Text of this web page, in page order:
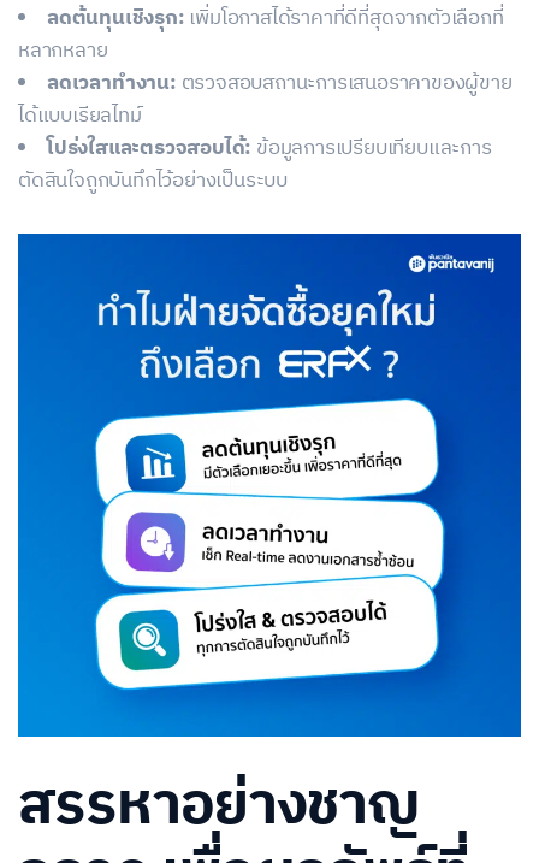
ลดต้นทุนเชิงรุก: เพิ่มโอกาสได้ราคาที่ดีที่สุดจากตัวเลือกที่
หลากหลาย
ลดเวลาทำงาน: ตรวจสอบสถานะการเสนอราคาของผู้ขาย
ได้แบบเรียลไทม์
โปร่งใสและตรวจสอบได้: ข้อมูลการเปรียบเทียบและการ
ตัดสินใจถูกบันทึกไว้อย่างเป็นระบบ
สรรหาอย่างชาญ